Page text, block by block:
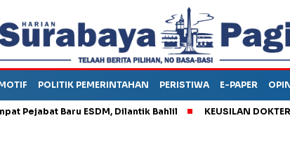
POLITIK PEMERINTAHAN PERISTIWA E-PAPER
Baru ESDM, Dilantik Bahlil KEUSILAN DOKTER